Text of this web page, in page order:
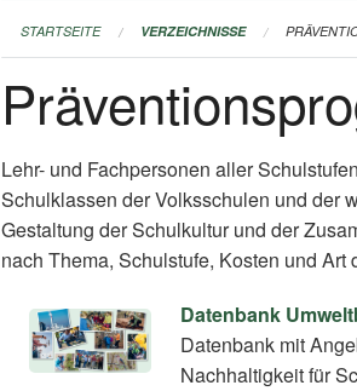
STARTSEITE VERZEICHNISSE
Lehr- und Fachpersonen aller
Schulklassen der Volksschulen und der
Gestaltung der Schulkultur und der
nach Thema, Schulstufe, Kosten und Art
Datenbank
Datenbank mit
Nachhaltigkeit für